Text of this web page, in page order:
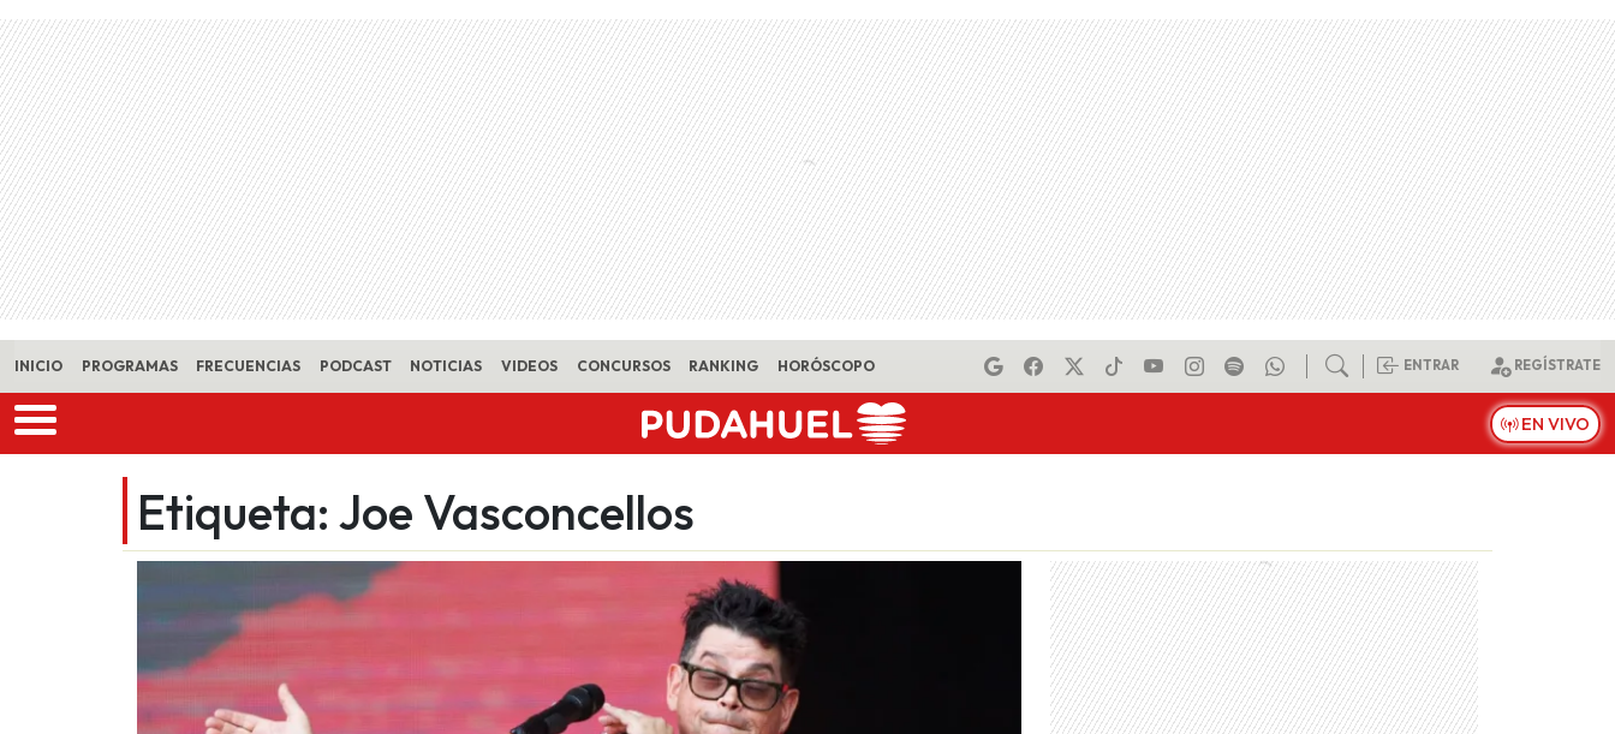
Skip to main content
INICIO PROGRAMAS FRECUENCIAS PODCAST NOTICIAS VIDEOS CONCURSOS RANKING HORÓSCOPO ENTRAR REGÍSTRATE
EN VIVO
Etiqueta: Joe Vasconcellos